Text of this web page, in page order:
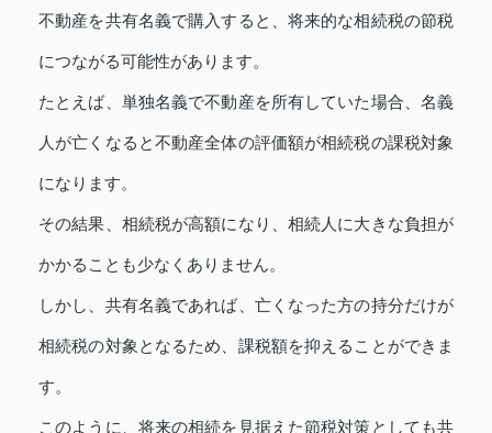
不動産を共有名義で購入すると、将来的な相続税の節税
につながる可能性があります。
たとえば、単独名義で不動産を所有していた場合、名義
人が亡くなると不動産全体の評価額が相続税の課税対象
になります。
その結果、相続税が高額になり、相続人に大きな負担が
かかることも少なくありません。
しかし、共有名義であれば、亡くなった方の持分だけが
相続税の対象となるため、課税額を抑えることができま
す。
このように、将来の相続を見据えた節税対策としても共